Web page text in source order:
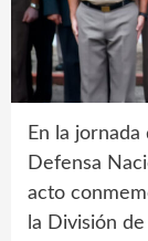
En la
Defensa
acto
la División